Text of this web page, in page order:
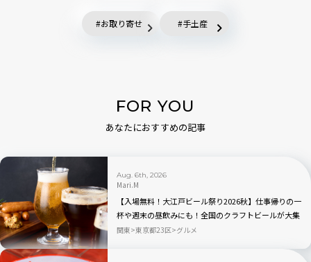
お取り寄せ 手土産
FOR YOU
あなたにおすすめの記事
Aug. 6th, 2026
Mari.M
【入場無料！大江戸ビール祭り2026秋】仕事帰りの一
杯や週末の昼飲みにも！全国のクラフトビールが大集
合｜品川
関東 東京都23区 グルメ